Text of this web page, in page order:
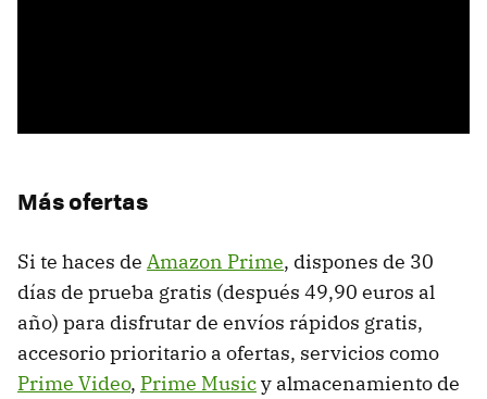
Más ofertas
Si te haces de Amazon Prime, dispones de 30
días de prueba gratis (después 49,90 euros al
año) para disfrutar de envíos rápidos gratis,
accesorio prioritario a ofertas, servicios como
Prime Video, Prime Musicy almacenamiento de